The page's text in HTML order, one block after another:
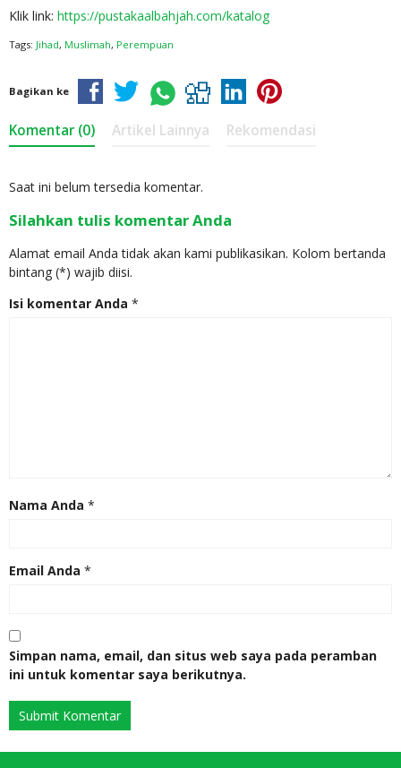
Klik link: https://pustakaalbahjah.com/katalog
Tags: Jihad, Muslimah, Perempuan
Bagikan ke
Komentar (0) Artikel Lainnya Rekomendasi
Saat ini belum tersedia komentar.
Silahkan tulis komentar Anda
Alamat email Anda tidak akan kami publikasikan. Kolom bertanda
bintang (*) wajib diisi.
Isi komentar Anda *
Nama Anda *
Email Anda *
Simpan nama, email, dan situs web saya pada peramban
ini untuk komentar saya berikutnya.